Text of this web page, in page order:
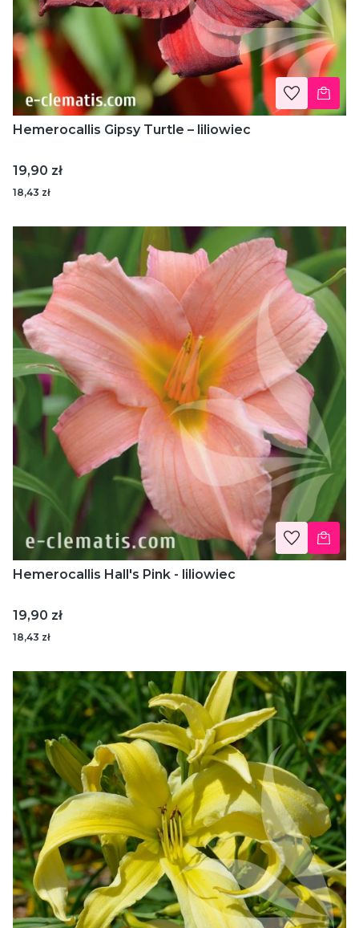
Hemerocallis Gipsy Turtle – liliowiec
Cena
19,90 zł
18,43 zł
Hemerocallis Hall's Pink - liliowiec
Cena
19,90 zł
18,43 zł